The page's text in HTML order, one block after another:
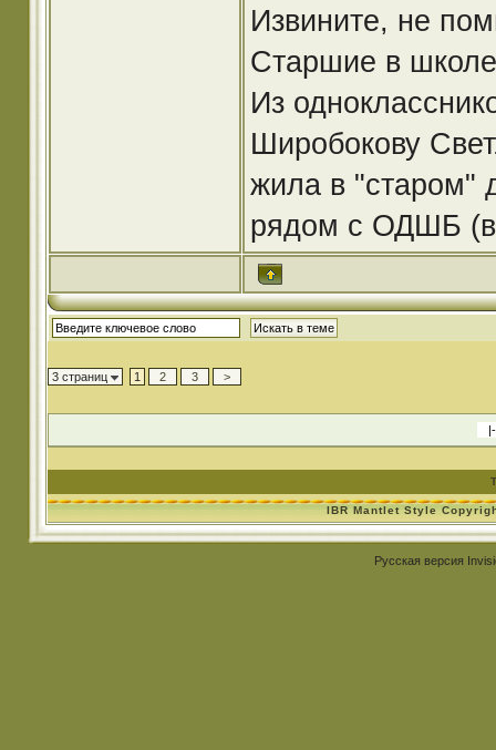
Извините, не
Старшие в
Из
Широбокову
жила в "старом"
рядом с ОДШБ (в
3 страниц 1 2 3 >
IBR Mantlet Style
Русская версия